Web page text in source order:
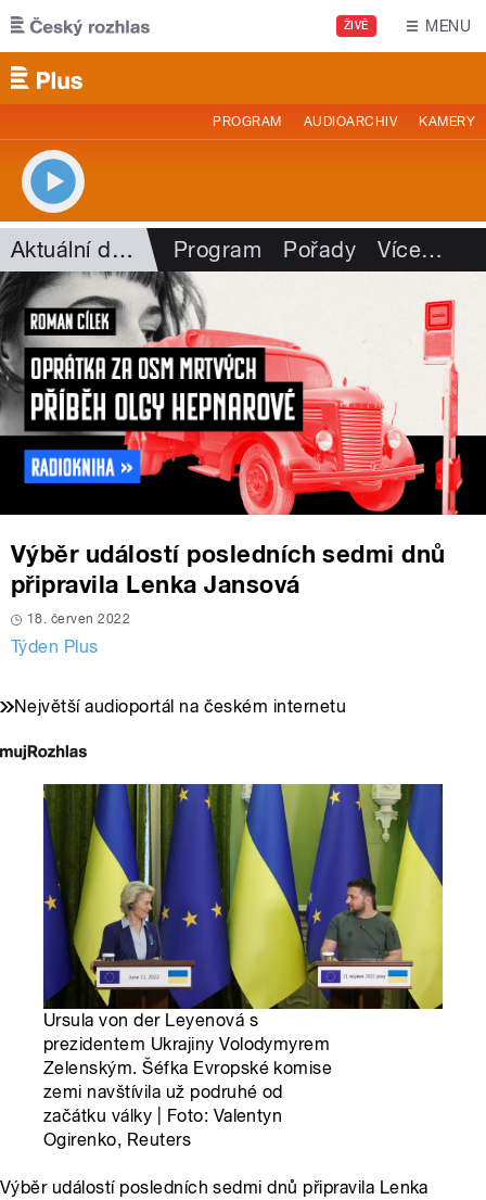
Přejít k hlavnímu obsahu
ŽIVĚ MENU
PROGRAM AUDIOARCHIV KAMERY
Aktuální dění Program Pořady Více…
Výběr událostí posledních sedmi dnů
připravila Lenka Jansová
18. červen 2022
Týden Plus
Největší audioportál na českém internetu
Ursula von der Leyenová s
prezidentem Ukrajiny Volodymyrem
Zelenským. Šéfka Evropské komise
zemi navštívila už podruhé od
začátku války | Foto: Valentyn
Ogirenko, Reuters
Výběr událostí posledních sedmi dnů připravila Lenka